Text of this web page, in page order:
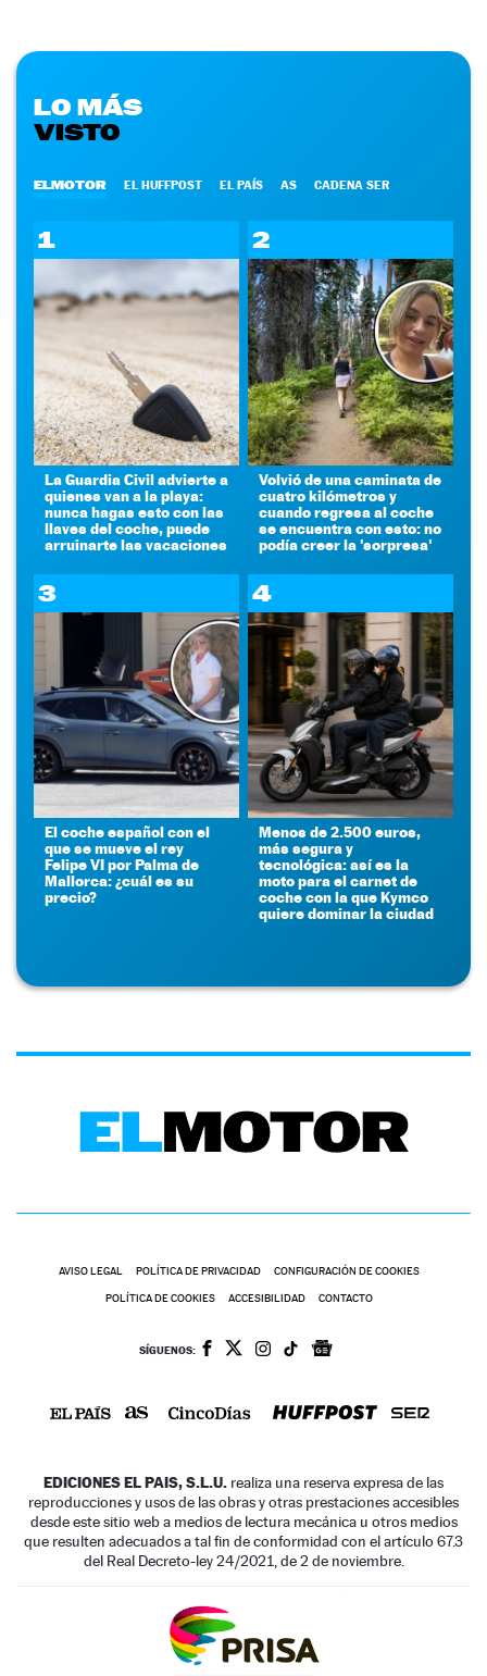
LO MÁS
VISTO
ELMOTOR EL HUFFPOST EL PAÍS AS CADENA SER
1
La Guardia Civil advierte a
quienes van a la playa:
nunca hagas esto con las
llaves del coche, puede
arruinarte las vacaciones
2
Volvió de una caminata de
cuatro kilómetros y
cuando regresa al coche
se encuentra con esto: no
podía creer la 'sorpresa'
3
El coche español con el
que se mueve el rey
Felipe VI por Palma de
Mallorca: ¿cuál es su
precio?
4
Menos de 2.500 euros,
más segura y
tecnológica: así es la
moto para el carnet de
coche con la que Kymco
quiere dominar la ciudad
AVISO LEGAL POLÍTICA DE PRIVACIDAD CONFIGURACIÓN DE COOKIES
POLÍTICA DE COOKIES ACCESIBILIDAD CONTACTO
SÍGUENOS:
EDICIONES EL PAIS, S.L.U. realiza una reserva expresa de las
reproducciones y usos de las obras y otras prestaciones accesibles
desde este sitio web a medios de lectura mecánica u otros medios
que resulten adecuados a tal fin de conformidad con el artículo 67.3
del Real Decreto-ley 24/2021, de 2 de noviembre.